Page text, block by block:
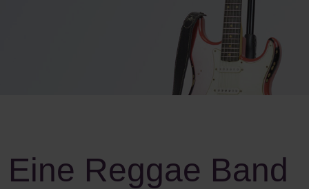
Eine Reggae Band